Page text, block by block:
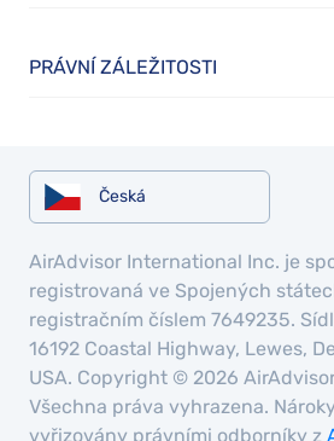
PRÁVNÍ ZÁLEŽITOSTI
Česká
AirAdvisor International Inc. je
registrovaná ve Spojených
registračním číslem 7649235.
16192 Coastal Highway, Lewes,
USA. Copyright © 2026
Všechna práva vyhrazena.
vyřizovány právními odborníky z